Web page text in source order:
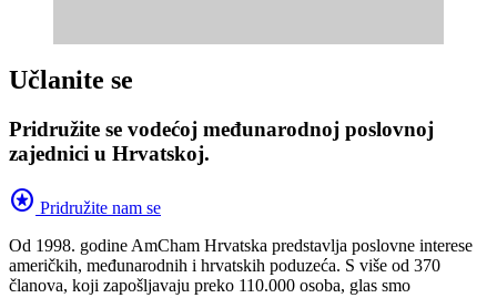
Učlanite se
Pridružite se vodećoj međunarodnoj poslovnoj
zajednici u Hrvatskoj.
stars Pridružite nam se
Od 1998. godine AmCham Hrvatska predstavlja poslovne interese
američkih, međunarodnih i hrvatskih poduzeća. S više od 370
članova, koji zapošljavaju preko 110.000 osoba, glas smo